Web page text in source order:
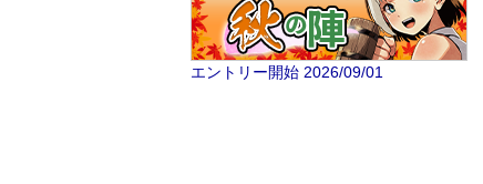
エントリー開始 2026/09/01